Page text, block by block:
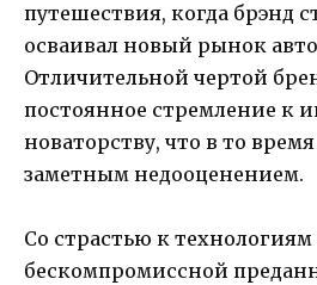
путешествия, когда брэнд
осваивал новый рынок
Отличительной чертой
постоянное стремление к
новаторству, что в то
заметным недооценением.
Со страстью к технологиям
бескомпромиссной